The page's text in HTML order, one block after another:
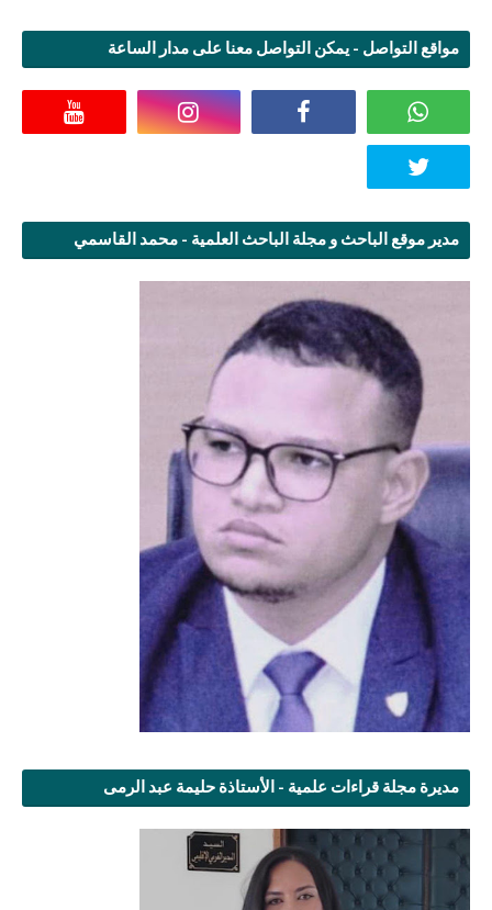
مواقع التواصل - يمكن التواصل معنا على مدار الساعة
مدير موقع الباحث و مجلة الباحث العلمية - محمد القاسمي
مديرة مجلة قراءات علمية - الأستاذة حليمة عبد الرمى